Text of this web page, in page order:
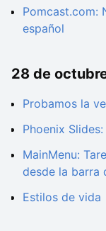
Pomcast.com:
español
28 de
Probamos la
Phoenix
MainMenu:
desde la barra
Estilos de vida